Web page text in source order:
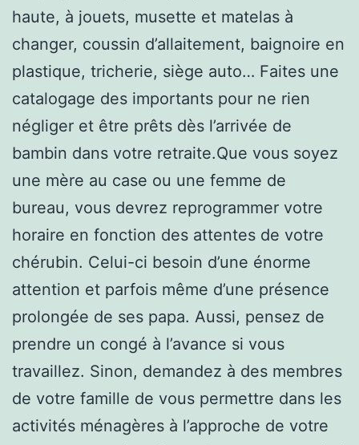
haute, à jouets, musette et matelas à
changer, coussin d’allaitement, baignoire en
plastique, tricherie, siège auto… Faites une
catalogage des importants pour ne rien
négliger et être prêts dès l’arrivée de
bambin dans votre retraite.Que vous soyez
une mère au case ou une femme de
bureau, vous devrez reprogrammer votre
horaire en fonction des attentes de votre
chérubin. Celui-ci besoin d’une énorme
attention et parfois même d’une présence
prolongée de ses papa. Aussi, pensez de
prendre un congé à l’avance si vous
travaillez. Sinon, demandez à des membres
de votre famille de vous permettre dans les
activités ménagères à l’approche de votre